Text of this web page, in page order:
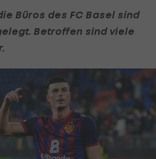
Büros des FC Basel sind
Betroffen sind viele